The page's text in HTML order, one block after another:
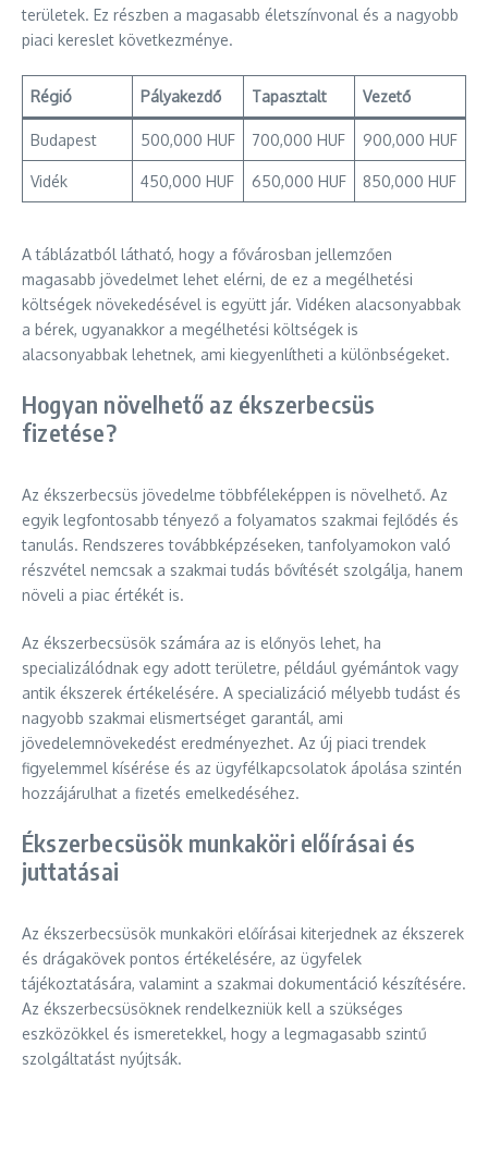
területek. Ez részben a magasabb életszínvonal és a nagyobb
piaci kereslet következménye.
Régió Pályakezdő Tapasztalt Vezető
Budapest 500,000 HUF 700,000 HUF 900,000 HUF
Vidék 450,000 HUF 650,000 HUF 850,000 HUF
A táblázatból látható, hogy a fővárosban jellemzően
magasabb jövedelmet lehet elérni, de ez a megélhetési
költségek növekedésével is együtt jár. Vidéken alacsonyabbak
a bérek, ugyanakkor a megélhetési költségek is
alacsonyabbak lehetnek, ami kiegyenlítheti a különbségeket.
Hogyan növelhető az ékszerbecsüs
fizetése?
Az ékszerbecsüs jövedelme többféleképpen is növelhető. Az
egyik legfontosabb tényező a folyamatos szakmai fejlődés és
tanulás. Rendszeres továbbképzéseken, tanfolyamokon való
részvétel nemcsak a szakmai tudás bővítését szolgálja, hanem
növeli a piac értékét is.
Az ékszerbecsüsök számára az is előnyös lehet, ha
specializálódnak egy adott területre, például gyémántok vagy
antik ékszerek értékelésére. A specializáció mélyebb tudást és
nagyobb szakmai elismertséget garantál, ami
jövedelemnövekedést eredményezhet. Az új piaci trendek
figyelemmel kísérése és az ügyfélkapcsolatok ápolása szintén
hozzájárulhat a fizetés emelkedéséhez.
Ékszerbecsüsök munkaköri előírásai és
juttatásai
Az ékszerbecsüsök munkaköri előírásai kiterjednek az ékszerek
és drágakövek pontos értékelésére, az ügyfelek
tájékoztatására, valamint a szakmai dokumentáció készítésére.
Az ékszerbecsüsöknek rendelkezniük kell a szükséges
eszközökkel és ismeretekkel, hogy a legmagasabb szintű
szolgáltatást nyújtsák.